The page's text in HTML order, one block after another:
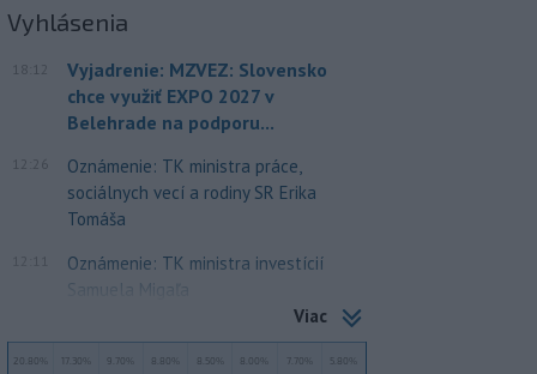
Vyhlásenia
18:12
Vyjadrenie: MZVEZ: Slovensko
chce využiť EXPO 2027 v
Belehrade na podporu...
12:26
Oznámenie: TK ministra práce,
sociálnych vecí a rodiny SR Erika
Tomáša
Oznámenie: TK ministra investícií
Samuela Migaľa
Viac